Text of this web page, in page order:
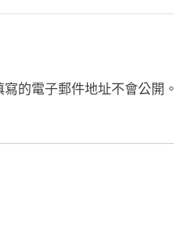
的電子郵件地址不會公開。